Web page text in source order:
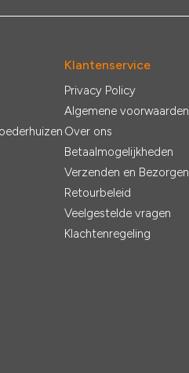
Klantenservice
Privacy Policy
Algemene voorwaarden
Over ons
Betaalmogelijkheden
Verzenden en Bezorgen
Retourbeleid
Veelgestelde vragen
Klachtenregeling